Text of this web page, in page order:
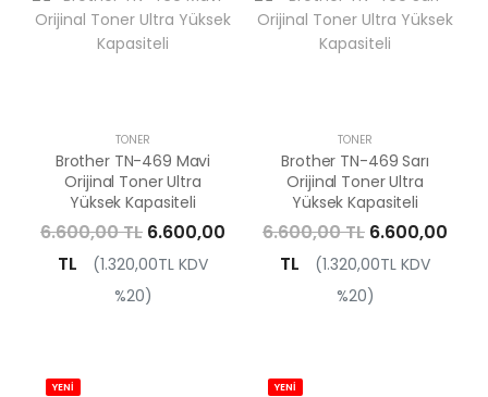
TONER
Brother TN-469 Mavi
Orijinal Toner Ultra
Yüksek Kapasiteli
6.600,00 TL 6.600,00
TL
(1.320,00TL KDV
%20)
TONER
Brother TN-469 Sarı
Orijinal Toner Ultra
Yüksek Kapasiteli
6.600,00 TL 6.600,00
TL
(1.320,00TL KDV
%20)
YENİ
YENİ